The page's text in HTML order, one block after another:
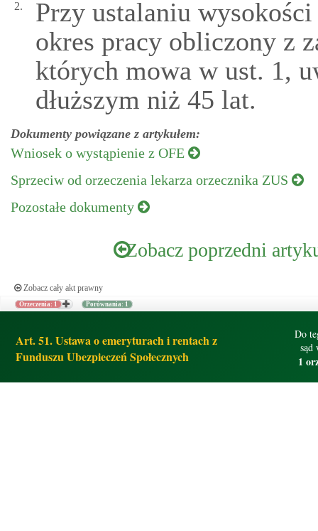
2.
Przy ustalaniu
okres pracy obliczony z
których mowa w ust. 1,
dłuższym niż 45 lat.
Dokumenty powiązane z artykułem:
Wniosek o wystąpienie z OFE
Sprzeciw od orzeczenia lekarza orzecznika ZUS
Pozostałe dokumenty
Zobacz poprzedni
Zobacz cały akt prawny
Orzeczenia: 1 Porównania: 1
Art. 51. Ustawa o emeryturach i rentach z
Funduszu Ubezpieczeń Społecznych
Do
sąd
1